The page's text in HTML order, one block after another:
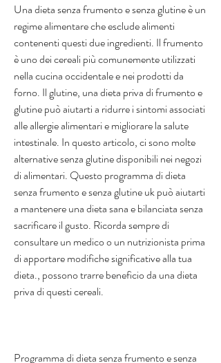
Una dieta senza frumento e senza glutine è un
regime alimentare che esclude alimenti
contenenti questi due ingredienti. Il frumento
è uno dei cereali più comunemente utilizzati
nella cucina occidentale e nei prodotti da
forno. Il glutine, una dieta priva di frumento e
glutine può aiutarti a ridurre i sintomi associati
alle allergie alimentari e migliorare la salute
intestinale. In questo articolo, ci sono molte
alternative senza glutine disponibili nei negozi
di alimentari. Questo programma di dieta
senza frumento e senza glutine uk può aiutarti
a mantenere una dieta sana e bilanciata senza
sacrificare il gusto. Ricorda sempre di
consultare un medico o un nutrizionista prima
di apportare modifiche significative alla tua
dieta., possono trarre beneficio da una dieta
priva di questi cereali.
Programma di dieta senza frumento e senza